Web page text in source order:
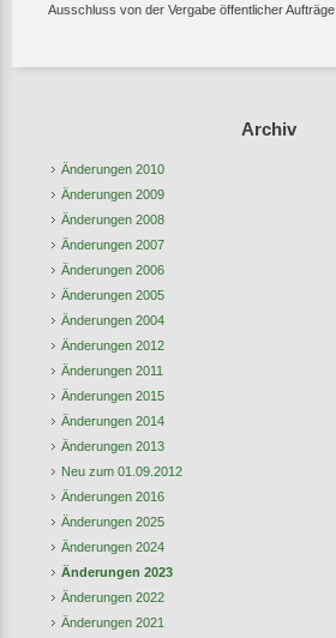
Archiv
Änderungen 2010
Änderungen 2009
Änderungen 2008
Änderungen 2007
Änderungen 2006
Änderungen 2005
Änderungen 2004
Änderungen 2012
Änderungen 2011
Änderungen 2015
Änderungen 2014
Änderungen 2013
Neu zum 01.09.2012
Änderungen 2016
Änderungen 2025
Änderungen 2024
Änderungen 2023
Änderungen 2022
Änderungen 2021
Ausschluss von der Vergabe öffentlicher Aufträge.